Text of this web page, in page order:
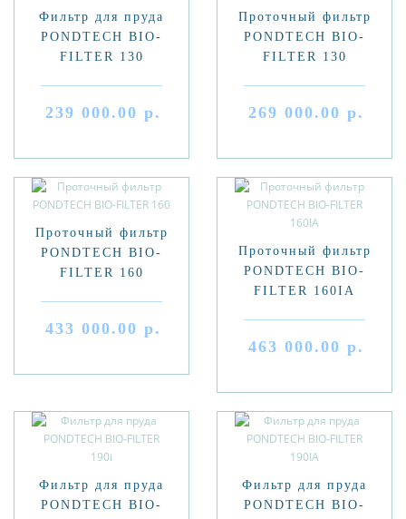
Фильтр для пруда
PONDTECH BIO-
FILTER 130
239 000.00 р.
Проточный фильтр
PONDTECH BIO-
FILTER 130
269 000.00 р.
Проточный фильтр
PONDTECH BIO-
FILTER 160
433 000.00 р.
Проточный фильтр
PONDTECH BIO-
FILTER 160IA
463 000.00 р.
Фильтр для пруда
PONDTECH BIO-
Фильтр для пруда
PONDTECH BIO-